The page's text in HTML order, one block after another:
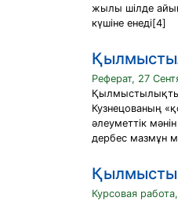
жылы шілде
күшіне енеді[4]
Реферат, 27
Кузнецованың
әлеуметтік
дербес мазмұн
Курсовая